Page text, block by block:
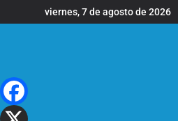
al
viernes, 7 de agosto de 2026